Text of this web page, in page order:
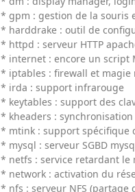
* gpm : gestion de la souris
* harddrake : outil de
* httpd : serveur HTTP
* internet : encore un script
* iptables : firewall et magie
* irda : support infrarouge
* keytables : support des
* kheaders :
* mtink : support spécifique
* mysql : serveur SGBD
* netfs : service retardant le
* network : activation du
* nfs : serveur NFS (partage